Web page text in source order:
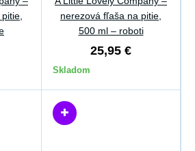
nerezová fľaša na pitie,
500 ml – roboti
25,95 €
Skladom